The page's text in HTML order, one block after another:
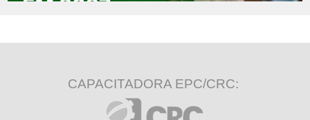
CAPACITADORA EPC/CRC: